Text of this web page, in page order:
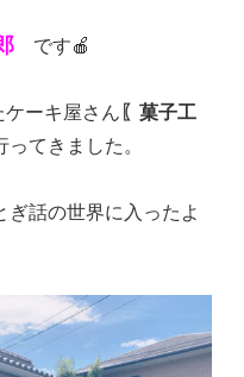
です🍎
ケーキ屋さん 〖菓子工
ってきました。
話の世界に入ったよ